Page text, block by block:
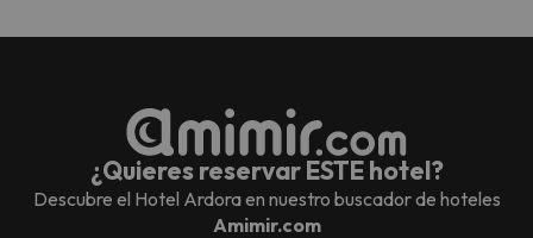
¿Quieres reservar ESTE hotel?
Descubre el Hotel Ardoraen nuestro buscador de hoteles
Amimir.com